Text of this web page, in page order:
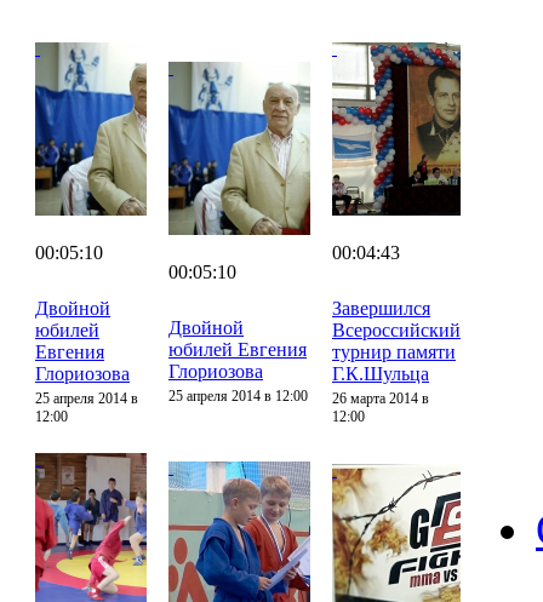
00:05:10
Двойной
юбилей
Евгения
Глориозова
25 апреля 2014 в
12:00
00:05:10
Двойной
юбилей Евгения
Глориозова
25 апреля 2014 в 12:00
00:04:43
Завершился
Всероссийский
турнир памяти
Г.К.Шульца
26 марта 2014 в
12:00